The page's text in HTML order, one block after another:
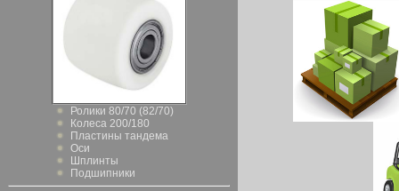
Ролики 80/70 (82/70)
Колеса 200/180
Пластины тандема
Оси
Шплинты
Подшипники